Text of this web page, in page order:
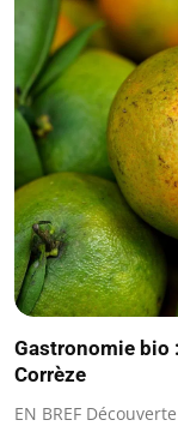
Gastronomie bio
Corrèze
EN BREF